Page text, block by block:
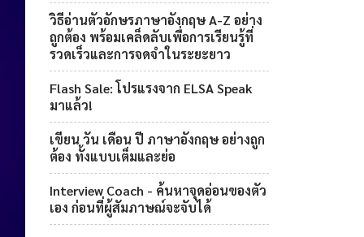
วิธีอ่านตัวอักษรภาษาอังกฤษ A-Z อย่าง
ถูกต้อง พร้อมเคล็ดลับเพื่อการเรียนรู้ที่
รวดเร็วและการจดจำในระยะยาว
Flash Sale: โปรแรงจาก ELSA Speak
มาแล้ว!
เขียน วัน เดือน ปี ภาษาอังกฤษ อย่างถูก
ต้อง ทั้งแบบเต็มและย่อ
Interview Coach - ค้นหาจุดอ่อนของตัว
เอง ก่อนที่ผู้สัมภาษณ์จะจับได้